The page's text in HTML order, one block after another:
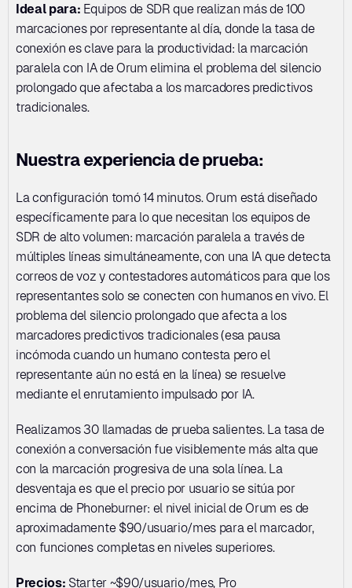
Ideal para: Equipos de SDR que realizan más de 100
marcaciones por representante al día, donde la tasa de
conexión es clave para la productividad: la marcación
paralela con IA de Orum elimina el problema del silencio
prolongado que afectaba a los marcadores predictivos
tradicionales.
Nuestra experiencia de prueba:
La configuración tomó 14 minutos. Orum está diseñado
específicamente para lo que necesitan los equipos de
SDR de alto volumen: marcación paralela a través de
múltiples líneas simultáneamente, con una IA que detecta
correos de voz y contestadores automáticos para que los
representantes solo se conecten con humanos en vivo. El
problema del silencio prolongado que afecta a los
marcadores predictivos tradicionales (esa pausa
incómoda cuando un humano contesta pero el
representante aún no está en la línea) se resuelve
mediante el enrutamiento impulsado por IA.
Realizamos 30 llamadas de prueba salientes. La tasa de
conexión a conversación fue visiblemente más alta que
con la marcación progresiva de una sola línea. La
desventaja es que el precio por usuario se sitúa por
encima de Phoneburner: el nivel inicial de Orum es de
aproximadamente $90/usuario/mes para el marcador,
con funciones completas en niveles superiores.
Precios: Starter ~$90/usuario/mes, Pro